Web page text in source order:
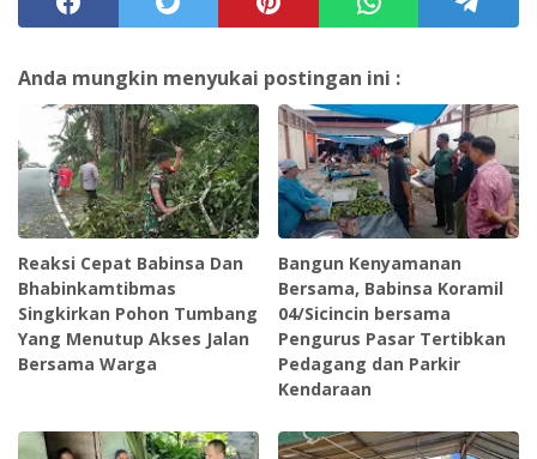
Anda mungkin menyukai postingan ini :
Reaksi Cepat Babinsa Dan
Bhabinkamtibmas
Singkirkan Pohon Tumbang
Yang Menutup Akses Jalan
Bersama Warga
Bangun Kenyamanan
Bersama, Babinsa Koramil
04/Sicincin bersama
Pengurus Pasar Tertibkan
Pedagang dan Parkir
Kendaraan